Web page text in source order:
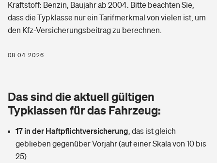
Arbeitsrechtsschutz
Berufshaftpflichtversicherung
Zur Übersicht
Tools
Wer versichert was: Jetzt Versicherer finden
Elementarversicherung
Glasversicherung
Mietkautionsversicherung
Pri­vate Haft­pflicht­
Kinderunfall­ver­si­che­rung
Kinderinvalidität
Gesundheit
Private Krankenversicherung
Dread-Disease-Versicherung
Tierkrankenversicherung
Zur Übersicht
Kraftstoff: Benzin, Baujahr ab 2004. Bitte beachten Sie,
dass die Typklasse nur ein Tarifmerkmal von vielen ist, um
den Kfz-Versicherungsbeitrag zu berechnen.
08.04.2026
Das sind die aktuell gültigen
Typklassen für das Fahrzeug:
17 in der Haftpflichtversicherung das ist gleich
geblieben gegenüber Vorjahr (auf einer Skala von 10 bis
25)